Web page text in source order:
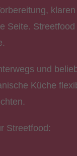
Seite.
und
Küche
Streetfood: